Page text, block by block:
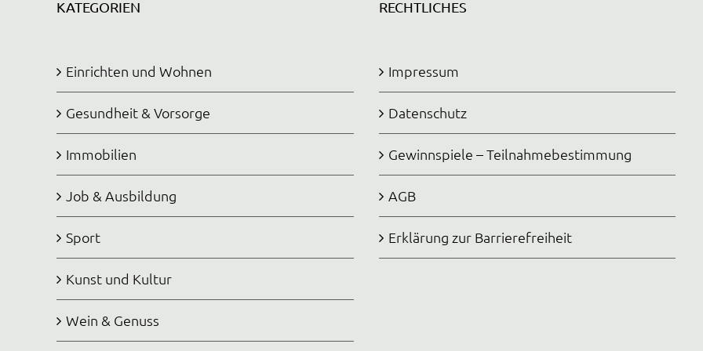
KATEGORIEN
Einrichten und Wohnen
Gesundheit & Vorsorge
Immobilien
Job & Ausbildung
Sport
Kunst und Kultur
Wein & Genuss
RECHTLICHES
Impressum
Datenschutz
Gewinnspiele – Teilnahmebestimmung
AGB
Erklärung zur Barrierefreiheit